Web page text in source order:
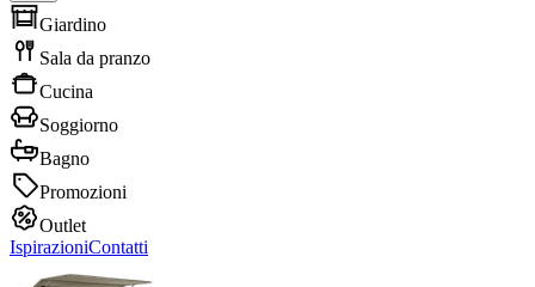
Giardino
Sala da pranzo
Cucina
Soggiorno
Bagno
Promozioni
Outlet
IspirazioniContatti